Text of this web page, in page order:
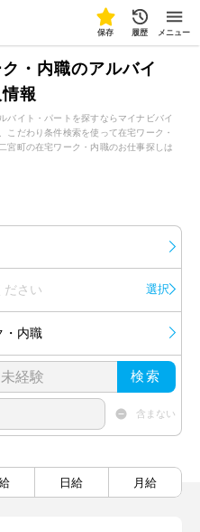
保存 履歴 メニュー
・内職のアルバイ
報
バイト・パートを探すならマイナビバイ
こだわり条件検索を使って在宅ワーク・
宮町の在宅ワーク・内職のお仕事探しは
ださい 選択
・内職
検索
含まない
日給 月給